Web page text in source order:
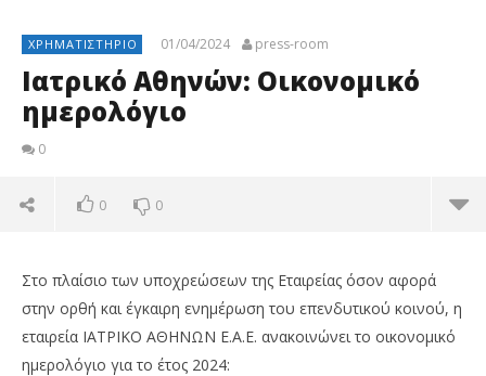
ΧΡΗΜΑΤΙΣΤΉΡΙΟ 01/04/2024 press-room
Ιατρικό Αθηνών: Οικονομικό
ημερολόγιο
0
0 0
Στο πλαίσιο των υποχρεώσεων της Εταιρείας όσον αφορά
στην ορθή και έγκαιρη ενημέρωση του επενδυτικού κοινού, η
εταιρεία ΙΑΤΡΙΚΟ ΑΘΗΝΩΝ Ε.Α.Ε. ανακοινώνει το οικονομικό
ημερολόγιο για το έτος 2024: